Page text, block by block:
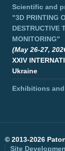
Scientific and
"3D PRINTING
DESTRUCTIVE
MONITORING"
(May 26-27,
XXIV
Ukraine
Exhibitions
© 2013-2026
Site